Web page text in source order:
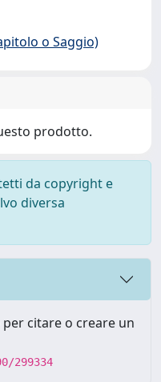
o Saggio)
prodotto.
da copyright e
diversa
citare o creare un
299334